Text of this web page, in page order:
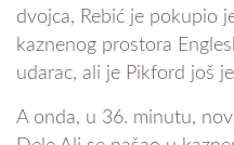
dvojca, Rebić je pokupio
kaznenog prostora
udarac, ali je Pikford još
A onda, u 36. minutu,